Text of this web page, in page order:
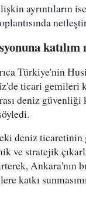
ayrıntıların
katılım
Türkiye'nin
ticari gemileri
deniz güvenliği
deniz
ve stratejik
Ankara'nın
katkı